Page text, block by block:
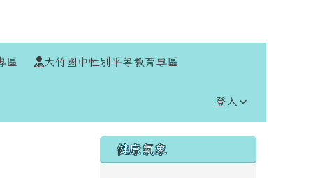
區 大竹國中性別平等教育專區
登入
右邊區域內容
健康氣象